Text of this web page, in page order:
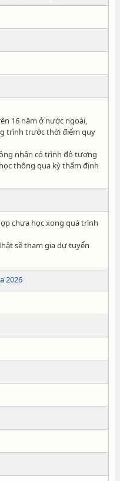
16 năm ở nước ngoài,
trình trước thời điểm quy
nhận có trình độ tương
thông qua kỳ thẩm định
chưa học xong quá trình
sẽ tham gia dự tuyển
2026